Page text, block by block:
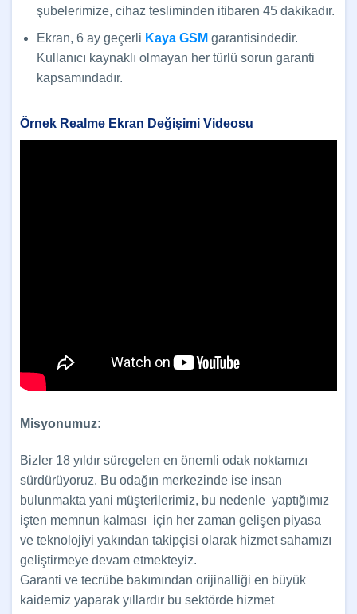
şubelerimize, cihaz tesliminden itibaren 45 dakikadır.
Ekran, 6 ay geçerli Kaya GSM garantisindedir.
Kullanıcı kaynaklı olmayan her türlü sorun garanti
kapsamındadır.
Örnek Realme Ekran Değişimi Videosu
Misyonumuz:
Bizler 18 yıldır süregelen en önemli odak noktamızı
sürdürüyoruz. Bu odağın merkezinde ise insan
bulunmakta yani müşterilerimiz, bu nedenle yaptığımız
işten memnun kalması için her zaman gelişen piyasa
ve teknolojiyi yakından takipçisi olarak hizmet sahamızı
geliştirmeye devam etmekteyiz.
Garanti ve tecrübe bakımından orijinalliği en büyük
kaidemiz yaparak yıllardır bu sektörde hizmet